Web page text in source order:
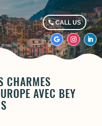
CALL US
CHARMES
AVEC BEY